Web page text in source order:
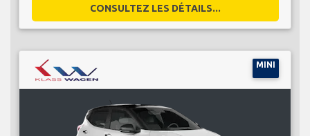
CONSULTEZ LES DÉTAILS...
MINI